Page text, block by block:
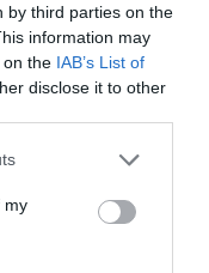
by third parties on the
information may
on the IAB’s List of
disclose it to other
my